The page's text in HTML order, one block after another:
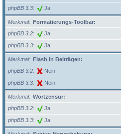
phpBB 3.3 Ja
Merkmal
Formatierungs-Toolbar:
phpBB 3.2
Ja
phpBB 3.3 Ja
Merkmal
Flash in Beiträgen:
phpBB 3.2
Nein
phpBB 3.3 Nein
Merkmal
Wortzensur:
phpBB 3.2
Ja
phpBB 3.3 Ja